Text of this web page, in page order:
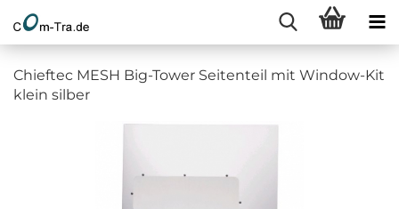
Chieftec MESH Big-Tower Seitenteil mit Window-Kit
klein silber